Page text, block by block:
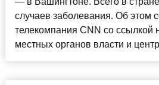
случаев заболевания. Об этом
телекомпания CNN со
местных органов власти и